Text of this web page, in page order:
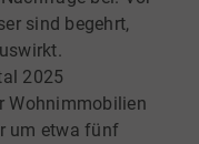
sind begehrt,
2025
Wohnimmobilien
um etwa fünf